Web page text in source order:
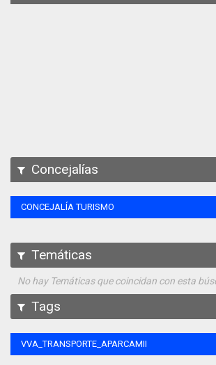
Concejalías
CONCEJALÍA TURISMO
Temáticas
No hay Temáticas que coincidan con esta
Tags